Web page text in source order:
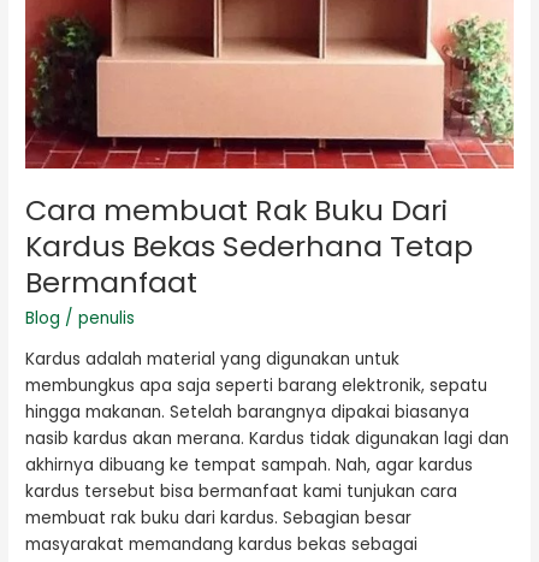
Cara membuat Rak Buku Dari
Kardus Bekas Sederhana Tetap
Bermanfaat
Blog /penulis
Kardus adalah material yang digunakan untuk
membungkus apa saja seperti barang elektronik, sepatu
hingga makanan. Setelah barangnya dipakai biasanya
nasib kardus akan merana. Kardus tidak digunakan lagi dan
akhirnya dibuang ke tempat sampah. Nah, agar kardus
kardus tersebut bisa bermanfaat kami tunjukan cara
membuat rak buku dari kardus. Sebagian besar
masyarakat memandang kardus bekas sebagai
Bermanfaat